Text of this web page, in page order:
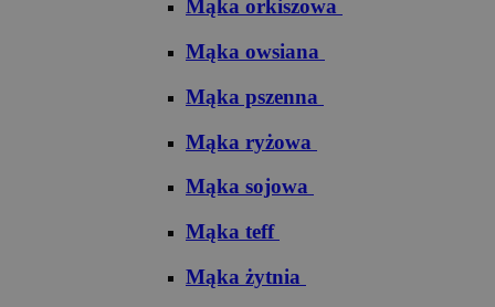
Mąka orkiszowa
Mąka owsiana
Mąka pszenna
Mąka ryżowa
Mąka sojowa
Mąka teff
Mąka żytnia